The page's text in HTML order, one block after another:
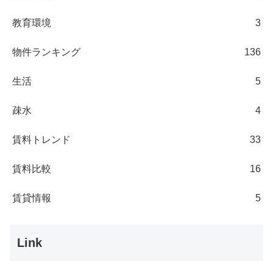
教育環境 3
物件ランキング 136
生活 5
疎水 4
賃料トレンド 33
賃料比較 16
賃貸情報 5
Link